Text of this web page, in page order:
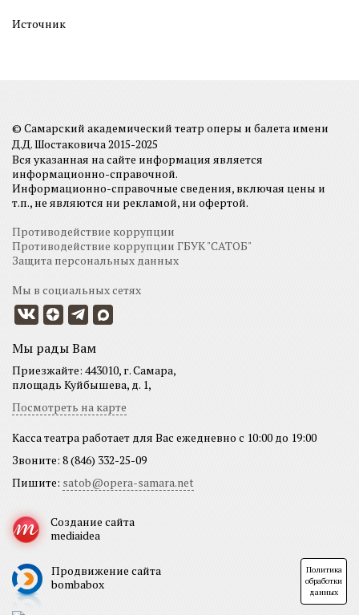
Источник
© Самарский академический театр оперы и балета имени
Д.Д. Шостаковича 2015-2025
Вся указанная на сайте информация является
информационно-справочной.
Информационно-справочные сведения, включая цены и
т.п., не являются ни рекламой, ни офертой.
Противодействие коррупции
Противодействие коррупции ГБУК "САТОБ"
Защита персональных данных
Мы в социальных сетях
Мы рады Вам
Приезжайте: 443010, г. Самара,
площадь Куйбышева, д. 1,
Посмотреть на карте
Касса театра работает для Вас ежедневно с 10:00 до 19:00
Звоните: 8 (846) 332-25-09
Пишите: satob@opera-samara.net
Создание сайта
mediaidea
Продвижение сайта
bombabox
Политика
обработки
данных